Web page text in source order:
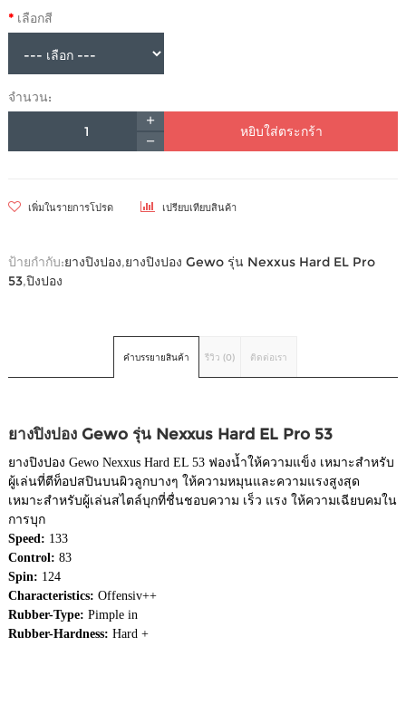
เลือกสี
จำนวน:
หยิบใส่ตระกร้า
เพิ่มในรายการโปรด เปรียบเทียบสินค้า
ป้ายกำกับ:ยางปิงปอง,ยางปิงปอง Gewo รุ่น Nexxus Hard EL Pro
53,ปิงปอง
คำบรรยายสินค้า รีวิว (0) ติดต่อเรา
ยางปิงปอง Gewo รุ่น Nexxus Hard EL Pro 53
ยางปิงปอง Gewo Nexxus Hard EL 53 ฟองน้ำให้ความแข็ง เหมาะสำหรับ
ผู้เล่นที่ตีท็อปสปินบนผิวลูกบางๆ ให้ความหมุนและความแรงสูงสุด
เหมาะสำหรับผู้เล่นสไตล์บุกที่ชื่นชอบความ เร็ว แรง ให้ความเฉียบคมใน
การบุก
Speed: 133
Control: 83
Spin: 124
Characteristics: Offensiv++
Rubber-Type: Pimple in
Rubber-Hardness: Hard +